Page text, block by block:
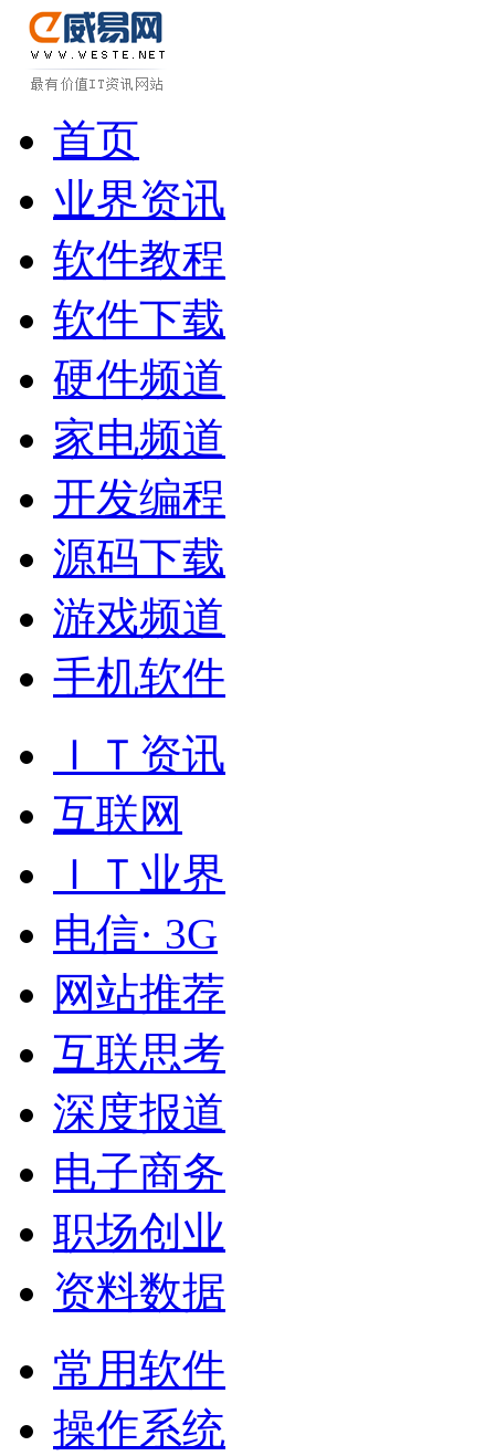
首页
业界资讯
软件教程
软件下载
硬件频道
家电频道
开发编程
源码下载
游戏频道
手机软件
ＩＴ资讯
互联网
ＩＴ业界
电信· 3G
网站推荐
互联思考
深度报道
电子商务
职场创业
资料数据
常用软件
操作系统